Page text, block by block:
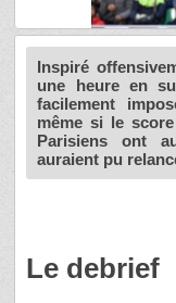
Inspiré
une heure en
facilement
même si le
Parisiens ont
auraient pu
Le debrief